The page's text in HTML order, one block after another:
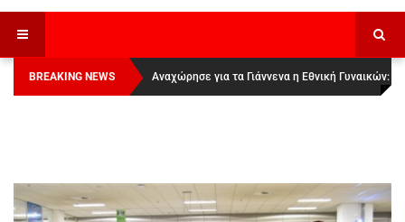
BREAKING NEWS
Οι Πάνθηρες Καβάλας στην Women Basketball
League 1
Αναχώρησε για τα Γιάννενα η Εθνική Γυναικών: